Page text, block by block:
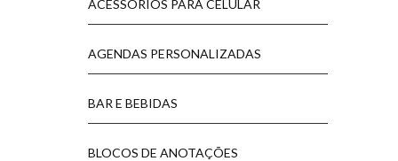
ACESSÓRIOS PARA CELULAR
AGENDAS PERSONALIZADAS
BAR E BEBIDAS
BLOCOS DE ANOTAÇÕES